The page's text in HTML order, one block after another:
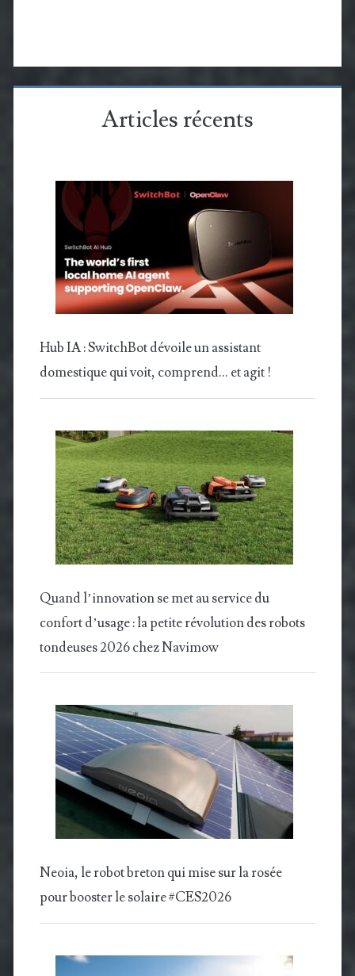
Articles récents
Hub IA : SwitchBot dévoile un assistant
domestique qui voit, comprend… et agit !
Quand l’innovation se met au service du
confort d’usage : la petite révolution des robots
tondeuses 2026 chez Navimow
Neoia, le robot breton qui mise sur la rosée
pour booster le solaire #CES2026